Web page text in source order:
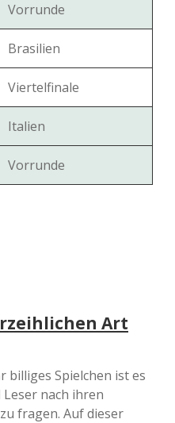
Vorrunde
Brasilien
Viertelfinale
Italien
Vorrunde
Art
billiges Spielchen ist es
nach ihren
fragen. Auf dieser